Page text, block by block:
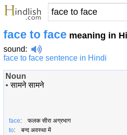
face to face meaning in
sound:
face to face sentence in Hindi
Noun
•सामने सामने
face: फलक सीरा अग्रभाग
to: बन्द अवस्था में